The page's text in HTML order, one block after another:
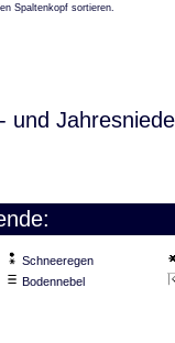
Spaltenkopf sortieren.
und
Schneeregen
Bodennebel